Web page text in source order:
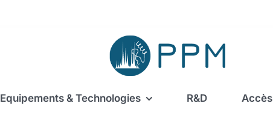
Equipements & Technologies R&D Accès